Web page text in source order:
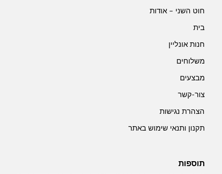
חוט השני – אודות
בית
חנות אונליין
משלוחים
מבצעים
צור-קשר
הצהרת נגישות
תקנון ותנאי שימוש באתר
תוספות